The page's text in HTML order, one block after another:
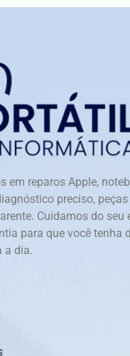
em reparos Apple,
preciso,
Cuidamos do seu
para que você tenha
a dia.